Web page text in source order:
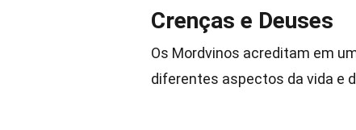
Crenças e Deuses
Os Mordvinos acreditam em
diferentes aspectos da vida e